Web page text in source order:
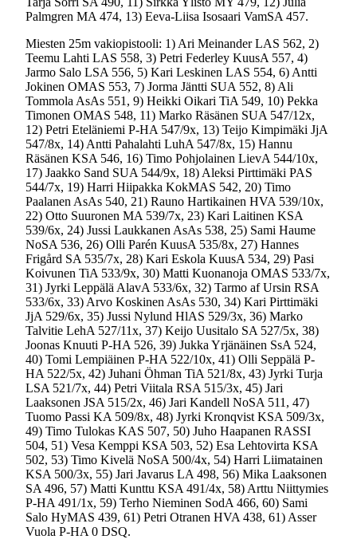
Palmgren MA 474, 13) Eeva-Liisa Isosaari VamSA 457.
Miesten 25m vakiopistooli: 1) Ari Meinander LAS 562, 2)
Teemu Lahti LAS 558, 3) Petri Federley KuusA 557, 4)
Jarmo Salo LSA 556, 5) Kari Leskinen LAS 554, 6) Antti
Jokinen OMAS 553, 7) Jorma Jäntti SUA 552, 8) Ali
Tommola AsAs 551, 9) Heikki Oikari TiA 549, 10) Pekka
Timonen OMAS 548, 11) Marko Räsänen SUA 547/12x,
12) Petri Eteläniemi P-HA 547/9x, 13) Teijo Kimpimäki JjA
547/8x, 14) Antti Pahalahti LuhA 547/8x, 15) Hannu
Räsänen KSA 546, 16) Timo Pohjolainen LievA 544/10x,
17) Jaakko Sand SUA 544/9x, 18) Aleksi Pirttimäki PAS
544/7x, 19) Harri Hiipakka KokMAS 542, 20) Timo
Paalanen AsAs 540, 21) Rauno Hartikainen HVA 539/10x,
22) Otto Suuronen MA 539/7x, 23) Kari Laitinen KSA
539/6x, 24) Jussi Laukkanen AsAs 538, 25) Sami Haume
NoSA 536, 26) Olli Parén KuusA 535/8x, 27) Hannes
Frigård SA 535/7x, 28) Kari Eskola KuusA 534, 29) Pasi
Koivunen TiA 533/9x, 30) Matti Kuonanoja OMAS 533/7x,
31) Jyrki Leppälä AlavA 533/6x, 32) Tarmo af Ursin RSA
533/6x, 33) Arvo Koskinen AsAs 530, 34) Kari Pirttimäki
JjA 529/6x, 35) Jussi Nylund HlAS 529/3x, 36) Marko
Talvitie LehA 527/11x, 37) Keijo Uusitalo SA 527/5x, 38)
Joonas Knuuti P-HA 526, 39) Jukka Yrjänäinen SsA 524,
40) Tomi Lempiäinen P-HA 522/10x, 41) Olli Seppälä P-
HA 522/5x, 42) Juhani Öhman TiA 521/8x, 43) Jyrki Turja
LSA 521/7x, 44) Petri Viitala RSA 515/3x, 45) Jari
Laaksonen JSA 515/2x, 46) Jari Kandell NoSA 511, 47)
Tuomo Passi KA 509/8x, 48) Jyrki Kronqvist KSA 509/3x,
49) Timo Tulokas KAS 507, 50) Juho Haapanen RASSI
504, 51) Vesa Kemppi KSA 503, 52) Esa Lehtovirta KSA
502, 53) Timo Kivelä NoSA 500/4x, 54) Harri Liimatainen
KSA 500/3x, 55) Jari Javarus LA 498, 56) Mika Laaksonen
SA 496, 57) Matti Kunttu KSA 491/4x, 58) Arttu Niittymies
P-HA 491/1x, 59) Terho Nieminen SodA 466, 60) Sami
Salo HyMAS 439, 61) Petri Otranen HVA 438, 61) Asser
Vuola P-HA 0 DSQ.